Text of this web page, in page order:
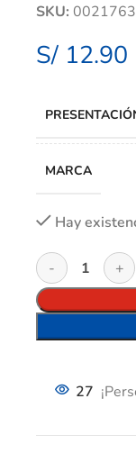
SKU:
S/ 12.90
MARCA
Hay
27